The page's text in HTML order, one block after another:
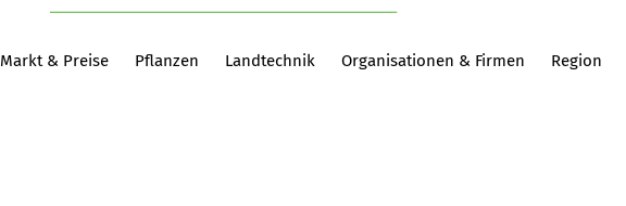
Markt & Preise Pflanzen Landtechnik Organisationen & Firmen Region